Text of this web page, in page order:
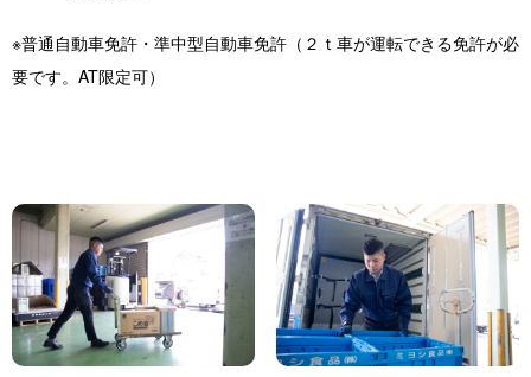
※普通自動車免許・準中型自動車免許（２ｔ車が運転できる免許が必
要です。AT限定可）